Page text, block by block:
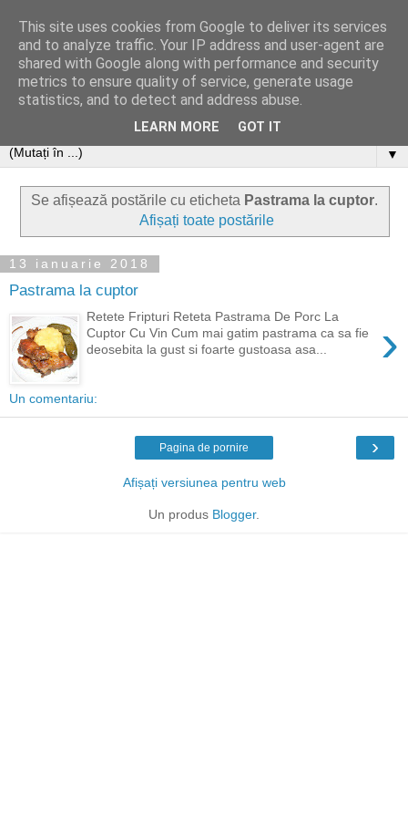
▼
Se afișează postările cu eticheta Pastrama la cuptor.
Afișați toate postările
13 ianuarie 2018
Pastrama la cuptor
›
Retete Fripturi Reteta Pastrama De Porc La
Cuptor Cu Vin Cum mai gatim pastrama ca sa fie
deosebita la gust si foarte gustoasa asa...
Un comentariu:
›
Pagina de pornire
Afișați versiunea pentru web
Un produs Blogger.
This site uses cookies from Google to deliver its services
and to analyze traffic. Your IP address and user-agent are
shared with Google along with performance and security
metrics to ensure quality of service, generate usage
statistics, and to detect and address abuse.
LEARN MORE GOT IT